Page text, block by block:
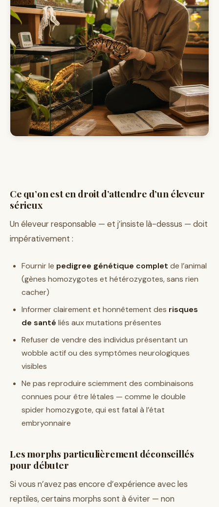
Ce qu’on est en droit d’attendre d’un éleveur
sérieux
Un éleveur responsable — et j’insiste là-dessus — doit
impérativement :
Fournir le pedigree génétique complet de l’animal
(gènes homozygotes et hétérozygotes, sans rien
cacher)
Informer clairement et honnêtement des risques
de santé liés aux mutations présentes
Refuser de vendre des individus présentant un
wobble actif ou des symptômes neurologiques
visibles
Ne pas reproduire sciemment des combinaisons
connues pour être létales — comme le double
spider homozygote, qui est fatal à l’état
embryonnaire
Les morphs particulièrement déconseillés
pour débuter
Si vous n’avez pas encore d’expérience avec les
reptiles, certains morphs sont à éviter — non